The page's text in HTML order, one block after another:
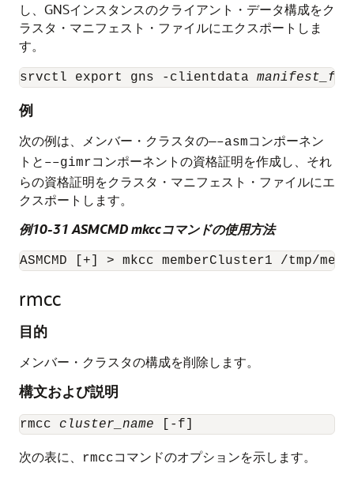
し、GNSインスタンスのクライアント・データ構成をク
ラスタ・マニフェスト・ファイルにエクスポートしま
す。
srvctl export gns -clientdata
例
次の例は、メンバー・クラスタの—–asmコンポーネン
トと ––gimrコンポーネントの資格証明を作成し、それ
らの資格証明をクラスタ・マニフェスト・ファイルにエ
クスポートします。
例10-31 ASMCMD mkccコマンドの使用方法
ASMCMD [+] > mkcc memberCluster1 /tmp/
rmcc
目的
メンバー・クラスタの構成を削除します。
構文および説明
rmcc cluster_name [-f]
次の表に、 rmccコマンドのオプションを示します。